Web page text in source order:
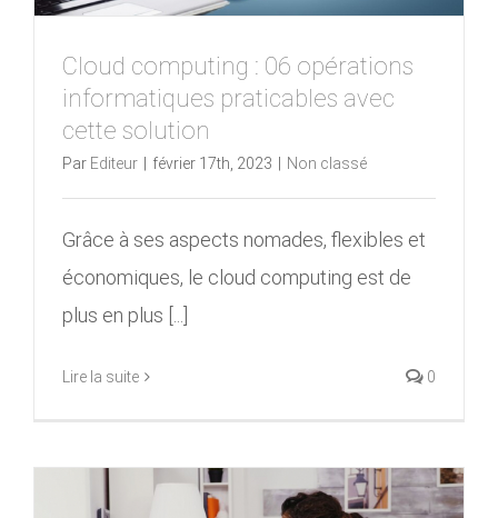
Cloud computing : 06 opérations
informatiques praticables avec
cette solution
Par Editeur février 17th, 2023 Non classé
Grâce à ses aspects nomades, flexibles et
économiques, le cloud computing est de
plus en plus [...]
Lire la suite 0